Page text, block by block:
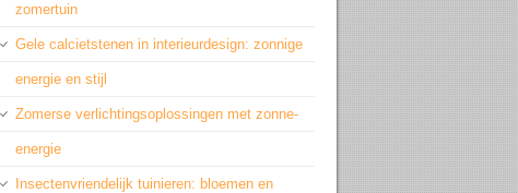
zomertuin
Gele calcietstenen in interieurdesign: zonnige
energie en stijl
Zomerse verlichtingsoplossingen met zonne-
energie
Insectenvriendelijk tuinieren: bloemen en